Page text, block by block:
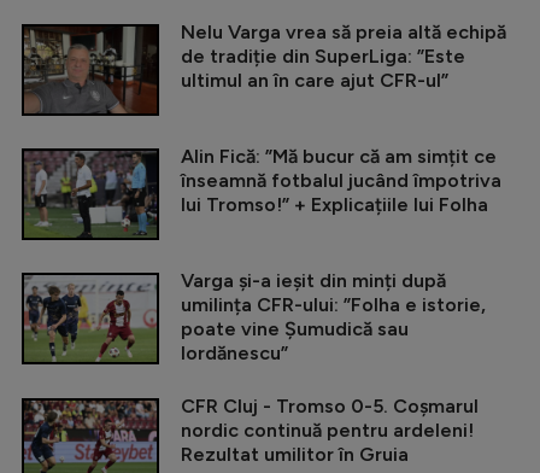
Nelu Varga vrea să preia altă echipă
de tradiție din SuperLiga: ”Este
ultimul an în care ajut CFR-ul”
Alin Fică: ”Mă bucur că am simțit ce
înseamnă fotbalul jucând împotriva
lui Tromso!” + Explicațiile lui Folha
Varga și-a ieșit din minți după
umilința CFR-ului: ”Folha e istorie,
poate vine Șumudică sau
Iordănescu”
CFR Cluj - Tromso 0-5. Coșmarul
nordic continuă pentru ardeleni!
Rezultat umilitor în Gruia